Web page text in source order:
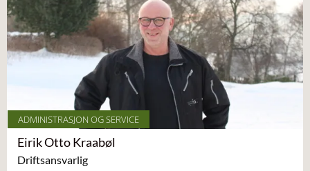
ADMINISTRASJON OG SERVICE
Eirik Otto Kraabøl
Driftsansvarlig